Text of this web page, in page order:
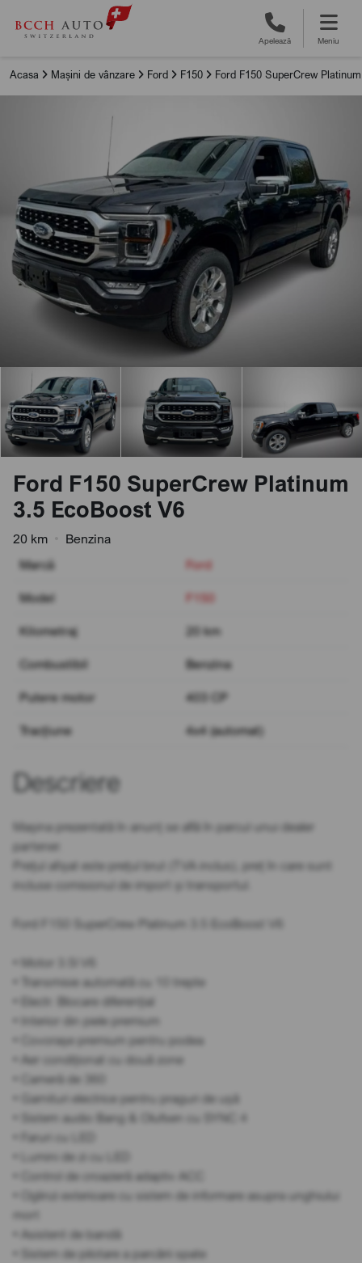
Apelează Meniu
Acasa Mașini de vânzare Ford F150 Ford F150 SuperCrew
Ford F150 SuperCrew Platinum
3.5 EcoBoost V6
20 km
Benzina
Marcă
Ford
Model F150
Kilometraj 20 km
Combustibil Benzina
Putere motor 403 CP
Tracțiune 4x4 (automat)
Descriere
Mașina prezentată în anunț se află în parcul unui dealer
partener.
Prețul afișat este prețul brut (TVA inclus), preț în care sunt
incluse comisionul de import și transportul.
Ford F150 SuperCrew Platinum 3.5 EcoBoost V6
• Motor 3.5l V6
• Transmisie automată cu 10 trepte
• Electr. Blocare diferențial
• Interior din piele premium
• Covorașe premium pentru podea
• Aer condiționat cu două zone
• Cameră de 360
• Garnituri electrice pentru praguri de ușă
• Sistem audio Bang & Olufsen cu SYNC 4
• Faruri cu LED
• Lumini de zi cu LED
• Control de croazieră adaptiv ACC
• Oglinzi exterioare cu sistem de informare asupra unghiului
mort
• Asistent de bandă
• Sistem de pilotare a parcării spate